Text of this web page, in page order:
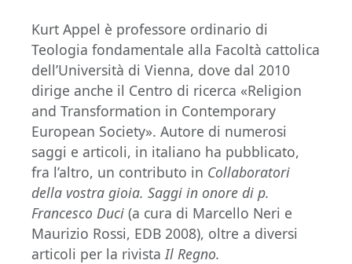
Kurt Appel è professore ordinario di
Teologia fondamentale alla Facoltà cattolica
dell’Università di Vienna, dove dal 2010
dirige anche il Centro di ricerca «Religion
and Transformation in Contemporary
European Society». Autore di numerosi
saggi e articoli, in italiano ha pubblicato,
fra l’altro, un contributo in Collaboratori
della vostra gioia. Saggi in onore di p.
Francesco Duci (a cura di Marcello Neri e
Maurizio Rossi, EDB 2008), oltre a diversi
articoli per la rivista Il Regno.